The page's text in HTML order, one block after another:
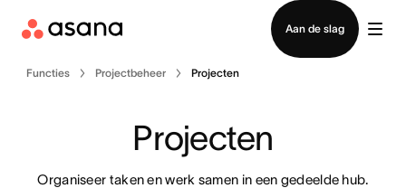
Aan de slag
Contact opnemen met verkoop
Functies Projectbeheer Projecten
Projecten
Organiseer taken en werk samen in een gedeelde hub.